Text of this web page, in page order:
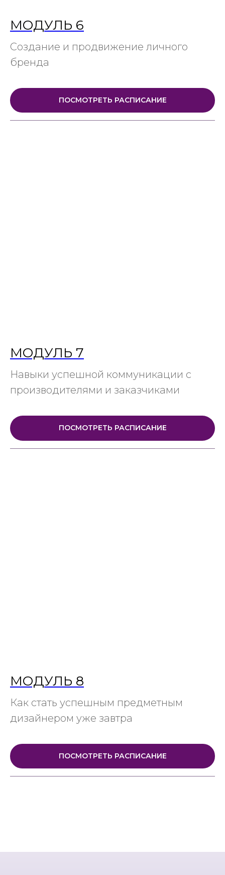
МОДУЛЬ 6
Создание и продвижение личного
бренда
ПОСМОТРЕТЬ РАСПИСАНИЕ
МОДУЛЬ 7
Навыки успешной коммуникации с
производителями и заказчиками
ПОСМОТРЕТЬ РАСПИСАНИЕ
МОДУЛЬ 8
Как стать успешным предметным
дизайнером уже завтра
ПОСМОТРЕТЬ РАСПИСАНИЕ